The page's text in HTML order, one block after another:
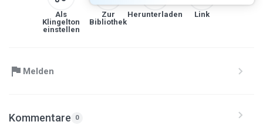
Als
Klingelton
einstellen
Zur
Bibliothek
Herunterladen Link
Melden
Kommentare 0